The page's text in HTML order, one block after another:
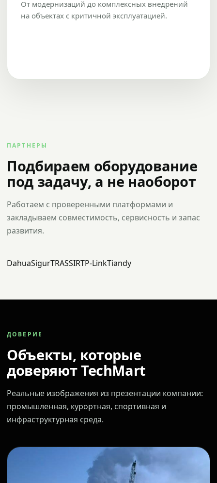
От модернизаций до комплексных внедрений
на объектах с критичной эксплуатацией.
ПАРТНЕРЫ
Подбираем оборудование
под задачу, а не наоборот
Работаем с проверенными платформами и
закладываем совместимость, сервисность и запас
развития.
DahuaSigurTRASSIRTP-LinkTiandy
ДОВЕРИЕ
Объекты, которые
доверяют TechMart
Реальные изображения из презентации компании:
промышленная, курортная, спортивная и
инфраструктурная среда.